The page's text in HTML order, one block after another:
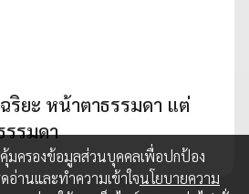
ริยะ หน้าตาธรรมดา แต่
รรมดา
คุ้มครองข้อมูลส่วนบุคคลเพื่อปกป้อง
านและทำความเข้าใจนโยบายความ